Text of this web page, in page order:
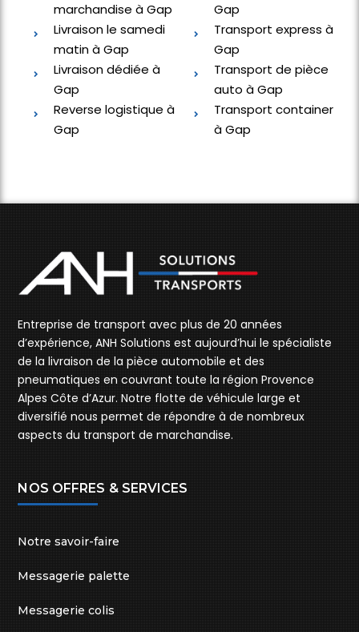
marchandise à Gap
Livraison le samedi
matin à Gap
Livraison dédiée à
Gap
Reverse logistique à
Gap
Gap
Transport express à
Gap
Transport de pièce
auto à Gap
Transport container
à Gap
Entreprise de transport avec plus de 20 années
d’expérience, ANH Solutions est aujourd’hui le spécialiste
de la livraison de la pièce automobile et des
pneumatiques en couvrant toute la région Provence
Alpes Côte d’Azur. Notre flotte de véhicule large et
diversifié nous permet de répondre à de nombreux
aspects du transport de marchandise.
NOS OFFRES & SERVICES
Notre savoir-faire
Messagerie palette
Messagerie colis